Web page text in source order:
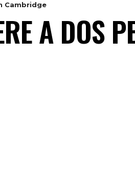
Cambridge
A DOS